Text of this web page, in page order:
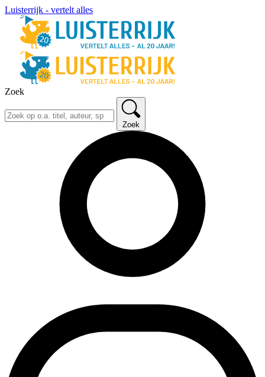
Luisterrijk - vertelt alles
Zoek
Zoek